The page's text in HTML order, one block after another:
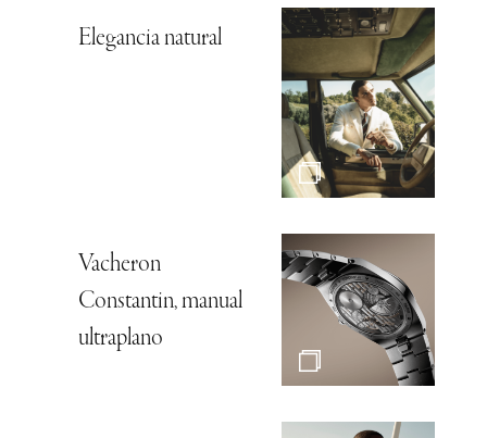
Elegancia natural
Vacheron
Constantin, manual
ultraplano